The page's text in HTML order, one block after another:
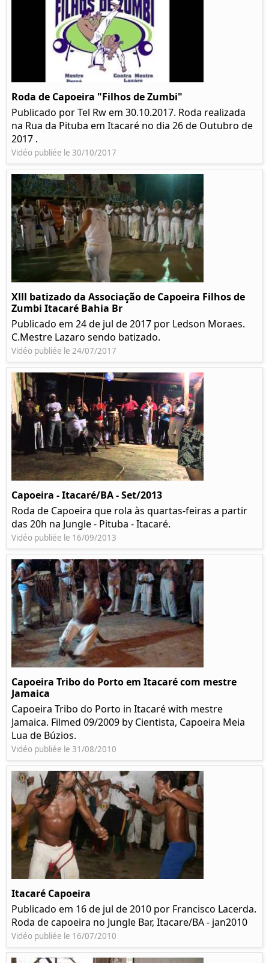
Roda de Capoeira "Filhos de Zumbi"
Publicado por Tel Rw em 30.10.2017. Roda realizada
na Rua da Pituba em Itacaré no dia 26 de Outubro de
2017 .
Vidéo publiée le 30/10/2017
Xlll batizado da Associação de Capoeira Filhos de
Zumbi Itacaré Bahia Br
Publicado em 24 de jul de 2017 por Ledson Moraes.
C.Mestre Lazaro sendo batizado.
Vidéo publiée le 24/07/2017
Capoeira - Itacaré/BA - Set/2013
Roda de Capoeira que rola às quartas-feiras a partir
das 20h na Jungle - Pituba - Itacaré.
Vidéo publiée le 16/09/2013
Capoeira Tribo do Porto em Itacaré com mestre
Jamaica
Capoeira Tribo do Porto in Itacaré with mestre
Jamaica. Filmed 09/2009 by Cientista, Capoeira Meia
Lua de Búzios.
Vidéo publiée le 31/08/2010
Itacaré Capoeira
Publicado em 16 de jul de 2010 por Francisco Lacerda.
Roda de capoeira no Jungle Bar, Itacare/BA - jan2010
Vidéo publiée le 16/07/2010